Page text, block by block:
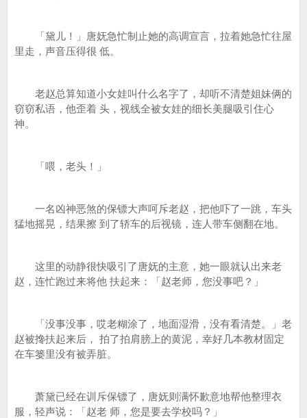
「黛儿！」唐妩急忙制止她的高调宣言，拉着她急忙往屋
里走，声音压得很 低。
老赵总算知道小女娃叫什么名字了，却听不清楚姐妹俩的
窃窃私语，他歪着 头，视线全被女娃的细长美腿吸引住心
神。
「喂，老头！」
一名凶神恶煞的保镖大声呵斥老赵，把他吓了一跳，车头
猛地摇晃，结果擦 到了轿车的后视镜，连人带车侧翻在地。
这里的动静很快吸引了唐妩的主意，她一眼就认出来老
赵，连忙跑过来将他 扶起来：「赵老师，您没事吧？」
「没事没事，哎老糊涂了，地面湿滑，没有看清楚。」老
赵被搀扶起来后， 拍了拍肩膀上的黄泥，幸好几本教材固定
在车篓里没有被弄脏。
萧黛已经在训斥保镖了，唐妩则满怀歉意地帮他整理衣
服，轻声说：「赵老 师，您是要去学校吗？」